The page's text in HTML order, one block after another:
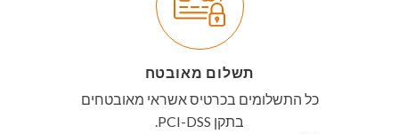
תשלום מאובטח
כל התשלומים בכרטיס אשראי מאובטחים
בתקן PCI-DSS.